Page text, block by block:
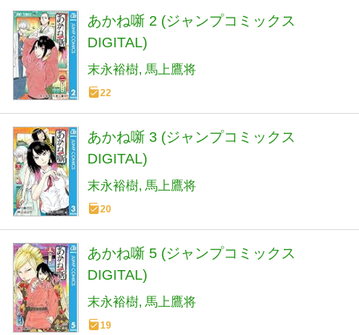
あかね噺 2 (ジャンプコミックス
DIGITAL)
末永裕樹 馬上鷹将
22
あかね噺 3 (ジャンプコミックス
DIGITAL)
末永裕樹 馬上鷹将
20
あかね噺 5 (ジャンプコミックス
DIGITAL)
末永裕樹 馬上鷹将
19